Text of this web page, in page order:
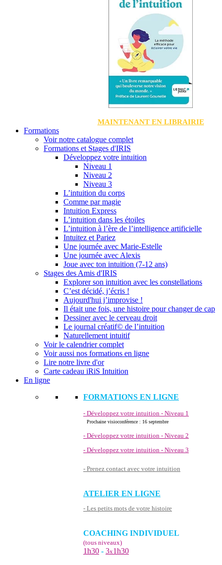
MAINTENANT EN LIBRAIRIE
Formations
Voir notre catalogue complet
Formations et Stages d'IRIS
Développez votre intuition
Niveau 1
Niveau 2
Niveau 3
L’intuition du corps
Comme par magie
Intuition Express
L’intuition dans les étoiles
L’intuition à l’ère de l’intelligence artificielle
Intuitez et Pariez
Une journée avec Marie-Estelle
Une journée avec Alexis
Joue avec ton intuition (7-12 ans)
Stages des Amis d'IRIS
Explorer son intuition avec les constellations
C’est décidé, j’écris !
Aujourd'hui j’improvise !
Il était une fois, une histoire pour changer de cap
Dessiner avec le cerveau droit
Le journal créatif© de l’intuition
Naturellement intuitif
Voir le calendrier complet
Voir aussi nos formations en ligne
Lire notre livre d'or
Carte cadeau iRiS Intuition
En ligne
FORMATIONS EN LIGNE
- Développez votre intuition - Niveau 1
Prochaine visioconférence : 16 septembre
- Développez votre intuition - Niveau 2
- Développez votre intuition - Niveau 3
- Prenez contact avec votre intuition
ATELIER EN LIGNE
- Les petits mots de votre histoire
COACHING INDIVIDUEL
(tous niveaux)
1h30 - 3x1h30